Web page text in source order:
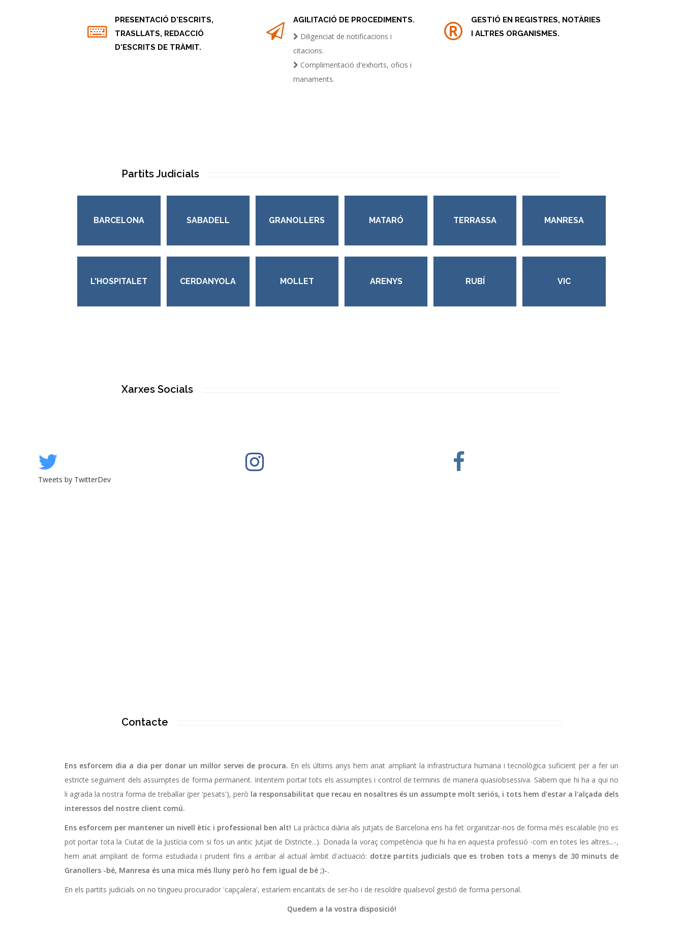
PRESENTACIÓ D'ESCRITS,
TRASLLATS, REDACCIÓ
D'ESCRITS DE TRÀMIT.
AGILITACIÓ DE PROCEDIMENTS.
Diligenciat de notificacions i
citacions.
Complimentació d'exhorts, oficis i
manaments.
GESTIÓ EN REGISTRES, NOTÀRIES
I ALTRES ORGANISMES.
Partits Judicials
BARCELONA SABADELL GRANOLLERS MATARÓ TERRASSA MANRESA
L'HOSPITALET CERDANYOLA MOLLET ARENYS RUBÍ VIC
Xarxes Socials
Tweets by TwitterDev
Contacte
Ens esforcem dia a dia per donar un millor servei de procura. En els últims anys hem anat ampliant la infrastructura humana i tecnològica suficient per a fer un
estricte seguiment dels assumptes de forma permanent. Intentem portar tots els assumptes i control de terminis de manera quasi­obsessiva. Sabem que hi ha a qui no
li agrada la nostra forma de treballar (per 'pesats'), però la responsabilitat que recau en nosaltres és un assumpte molt seriós, i tots hem d'estar a l'alçada dels
interessos del nostre client comú.
Ens esforcem per mantener un nivell ètic i professional ben alt! La pràctica diària als jutjats de Barcelona ens ha fet organitzar-nos de forma més escalable (no es
pot portar tota la Ciutat de la Justícia com si fos un antic Jutjat de Districte...). Donada la voraç competència que hi ha en aquesta professió -com en totes les altres...-,
hem anat ampliant de forma estudiada i prudent fins a arribar al actual àmbit d'actuació: dotze partits judicials que es troben tots a menys de 30 minuts de
Granollers -bé, Manresa és una mica més lluny però ho fem igual de bé ;)-.
En els partits judicials on no tingueu procurador 'capçalera', estaríem encantats de ser-ho i de resoldre qualsevol gestió de forma personal.
Quedem a la vostra disposició!